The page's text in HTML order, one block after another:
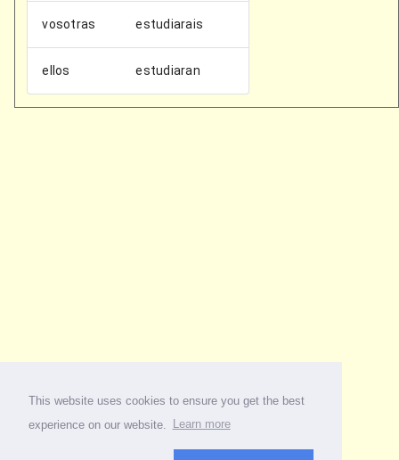
This website uses cookies to ensure you get the best
experience on our website.
Learn more